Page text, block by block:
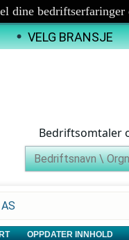
dine bedriftserfaringer
VELG BRANSJE
Bedriftsomtaler
OPPDATER INNHOLD